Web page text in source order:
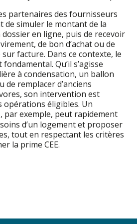
partenaires des fournisseurs
de simuler le montant de la
en ligne, puis de recevoir
de bon d’achat ou de
facture. Dans ce contexte, le
fondamental. Qu’il s’agisse
à condensation, un ballon
remplacer d’anciens
son intervention est
éligibles. Un
, par exemple, peut rapidement
d’un logement et proposer
tout en respectant les critères
la prime CEE.